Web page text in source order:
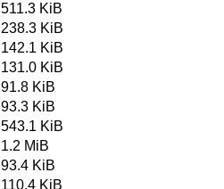
511.3 KiB
238.3 KiB
142.1 KiB
131.0 KiB
91.8 KiB
93.3 KiB
543.1 KiB
1.2 MiB
93.4 KiB
110.4 KiB